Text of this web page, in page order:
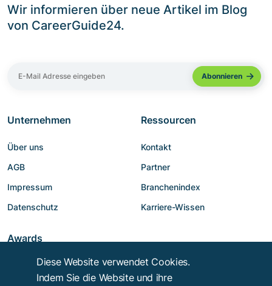
Wir informieren über neue Artikel im Blog
von CareerGuide24.
Unternehmen
Über uns
AGB
Impressum
Datenschutz
Ressourcen
Kontakt
Partner
Branchenindex
Karriere-Wissen
Awards
Diese Website verwendet Cookies.
Indem Sie die Website und ihre